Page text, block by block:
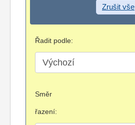
Zrušit vše
Řadit podle:
Směr
řazení: